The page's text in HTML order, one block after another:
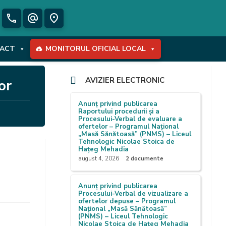
phone alternate_email place
MONITORUL OFICIAL LOCAL
AVIZIER ELECTRONIC
Anunț privind publicarea
Raportului procedurii și a
Procesului-Verbal de evaluare a
ofertelor – Programul Național
„Masă Sănătoasă” (PNMS) – Liceul
Tehnologic Nicolae Stoica de
Hațeg Mehadia
august 4, 2026 2 documente
Anunț privind publicarea
Procesului-Verbal de vizualizare a
ofertelor depuse – Programul
Național „Masă Sănătoasă”
(PNMS) – Liceul Tehnologic
Nicolae Stoica de Hațeg Mehadia